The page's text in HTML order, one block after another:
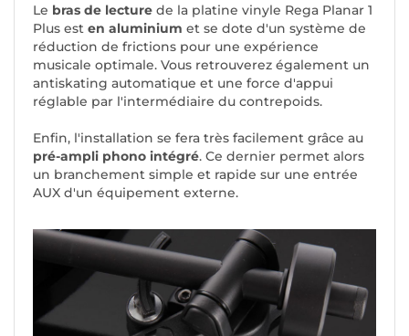
Le bras de lecture de la platine vinyle Rega Planar 1
Plus est en aluminium et se dote d'un système de
réduction de frictions pour une expérience
musicale optimale. Vous retrouverez également un
antiskating automatique et une force d'appui
réglable par l'intermédiaire du contrepoids.
Enfin, l'installation se fera très facilement grâce au
pré-ampli phono intégré. Ce dernier permet alors
un branchement simple et rapide sur une entrée
AUX d'un équipement externe.